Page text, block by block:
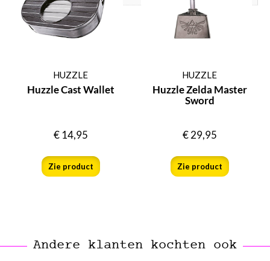
HUZZLE
Huzzle Cast Wallet
€14,95
Zie product
HUZZLE
Huzzle Zelda Master
Sword
€29,95
Zie product
Andere klanten kochten ook